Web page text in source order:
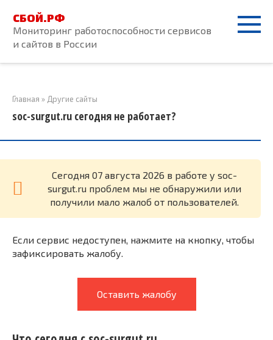
контенту
СБОЙ.РФ
Мониторинг работоспособности сервисов
и сайтов в России
Главная » Другие сайты
soc-surgut.ru сегодня не работает?
Cегодня 07 августа 2026 в работе у soc-
surgut.ru проблем мы не обнаружили или
получили мало жалоб от пользователей.
Если сервис недоступен, нажмите на кнопку, чтобы
зафиксировать жалобу.
Оставить жалобу